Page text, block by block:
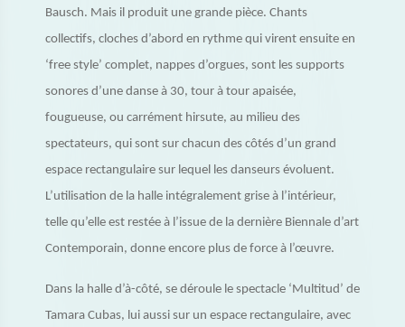
Bausch. Mais il produit une grande pièce. Chants
collectifs, cloches d’abord en rythme qui virent ensuite en
‘free style’ complet, nappes d’orgues, sont les supports
sonores d’une danse à 30, tour à tour apaisée,
fougueuse, ou carrément hirsute, au milieu des
spectateurs, qui sont sur chacun des côtés d’un grand
espace rectangulaire sur lequel les danseurs évoluent.
L’utilisation de la halle intégralement grise à l’intérieur,
telle qu’elle est restée à l’issue de la dernière Biennale d’art
Contemporain, donne encore plus de force à l’œuvre.
Dans la halle d’à-côté, se déroule le spectacle ‘Multitud’ de
Tamara Cubas, lui aussi sur un espace rectangulaire, avec